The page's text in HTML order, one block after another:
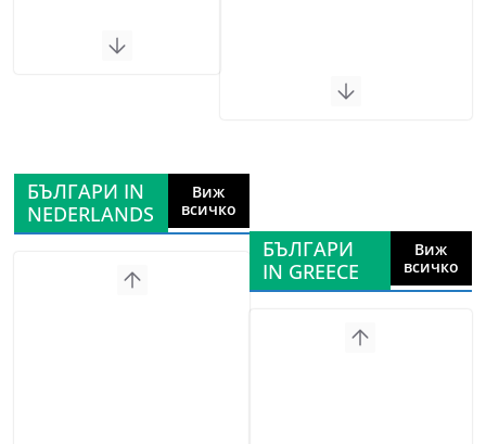
БЪЛГАРИ IN
NEDERLANDS
Виж
всичко
БЪЛГАРИ
IN GREECE
Виж
всичко